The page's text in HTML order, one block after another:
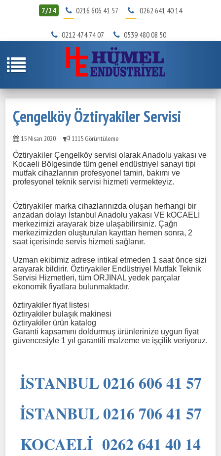
7/24 0216 606 41 57 0262 641 40 14
0212 474 74 07 0539 480 08 50
Çengelköy Öztiryakiler Servisi
15 Nisan 2020 1115 Görüntüleme
Öztiryakiler Çengelköy servisi olarak Anadolu yakası ve
Kocaeli Bölgesinde tüm genel endüstriyel sanayi tipi
mutfak cihazlarının profesyonel tamiri, bakımı ve
profesyonel teknik servisi hizmeti vermekteyiz.
Öztiryakiler marka cihazlarınızda oluşan herhangi bir
arızadan dolayı İstanbul Anadolu yakası VE kOCAELİ
merkezimizi arayarak bize ulaşabilirsiniz. Çağrı
merkezimizden oluşturulan kayıttan hemen sonra, 2
saat içerisinde servis hizmeti sağlanır.
Uzman ekibimiz adrese intikal etmeden 1 saat önce sizi
arayarak bildirir. Öztiryakiler Endüstriyel Mutfak Teknik
Servisi Hizmetleri, tüm ORJINAL yedek parçalar
ekonomik fiyatlara bulunmaktadır.
öztiryakiler fiyat listesi
öztiryakiler bulaşık makinesi
öztiryakiler ürün katalog
Garanti kapsamını doldurmuş ürünlerinize uygun fiyat
güvencesiyle 1 yıl garantili malzeme ve işçilik veriyoruz.
İSTANBUL 0216 606 41 57
İSTANBUL 0216 706 41 57
KOCAELİ 0262 641 40 14